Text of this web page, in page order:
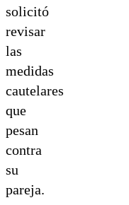
solicitó
revisar
las
medidas
cautelares
que
pesan
contra
su
pareja.